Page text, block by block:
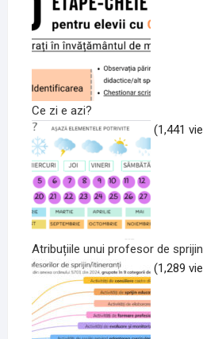
Ce zi e azi?
(1,441
Atribuțiile unui profesor de
(1,289